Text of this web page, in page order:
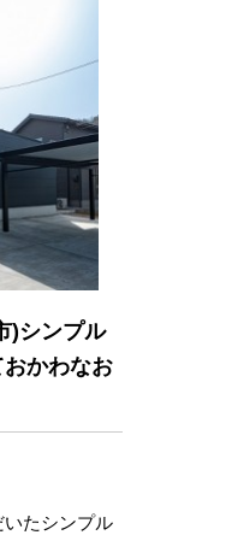
)シンプル
かわなお
たシンプル